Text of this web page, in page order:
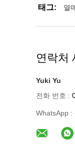
태그:
열
연락처
Yuki Yu
전화 번호 :
WhatsApp :